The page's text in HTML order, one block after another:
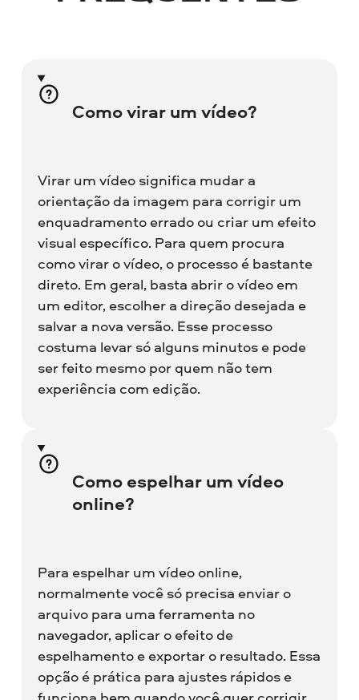
Como virar um vídeo?
Virar um vídeo significa mudar a
orientação da imagem para corrigir um
enquadramento errado ou criar um efeito
visual específico. Para quem procura
como virar o vídeo, o processo é bastante
direto. Em geral, basta abrir o vídeo em
um editor, escolher a direção desejada e
salvar a nova versão. Esse processo
costuma levar só alguns minutos e pode
ser feito mesmo por quem não tem
experiência com edição.
Como espelhar um vídeo
online?
Para espelhar um vídeo online,
normalmente você só precisa enviar o
arquivo para uma ferramenta no
navegador, aplicar o efeito de
espelhamento e exportar o resultado. Essa
opção é prática para ajustes rápidos e